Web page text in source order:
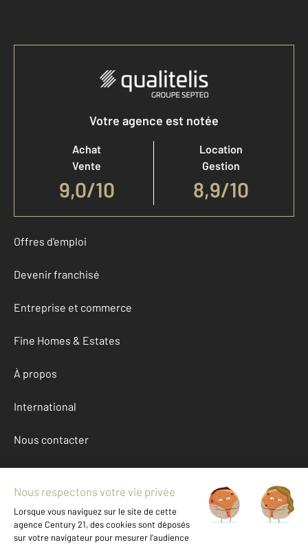
Accéder à mon compte
Votre agence est notée
Achat
Vente
9,0/10
Location
Gestion
8,9/10
Offres d'emploi
Devenir franchisé
Entreprise et commerce
Fine Homes & Estates
À propos
International
Nous contacter
Mentions légales & CGU et Barèmes d'honoraires
Données personnelles
Gestionnaire des cookies